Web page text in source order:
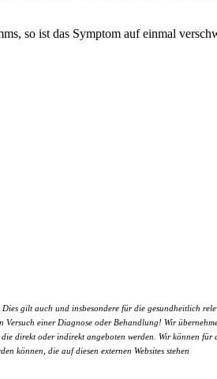
so ist das Symptom auf einmal
gilt auch und insbesondere für die gesundheitlich
Versuch einer Diagnose oder Behandlung! Wir
direkt oder indirekt angeboten werden. Wir können für
können, die auf diesen externen Websites stehen